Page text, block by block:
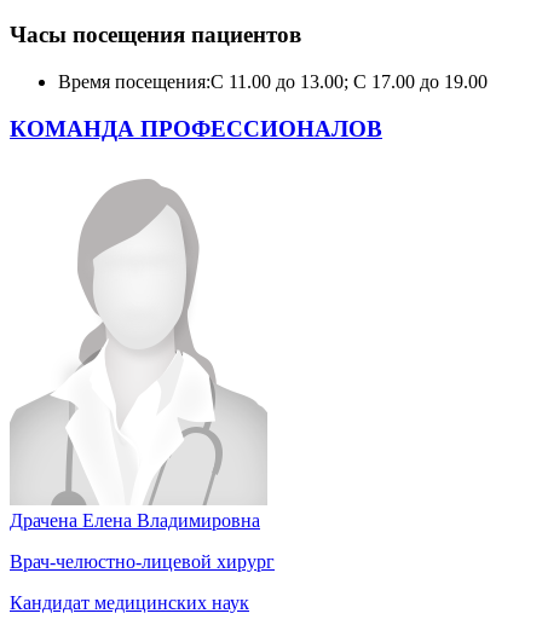
Часы посещения пациентов
Время посещения:С 11.00 до 13.00; С 17.00 до 19.00
КОМАНДА ПРОФЕССИОНАЛОВ
Драчена Елена Владимировна
Врач-челюстно-лицевой хирург
Кандидат медицинских наук